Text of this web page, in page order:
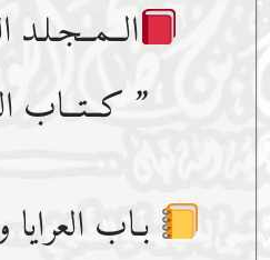
الــمــجـلـد
” كــتــاب
بـاب